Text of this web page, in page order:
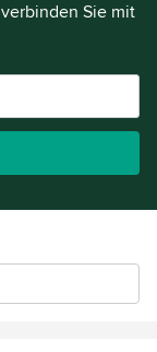
Sie mit